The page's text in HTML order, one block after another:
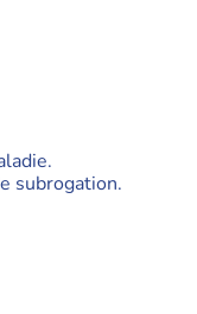
subrogation.